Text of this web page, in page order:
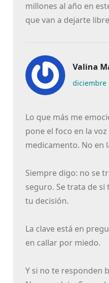
millones al año en
que van a dejarte
Valina
diciembre
Lo que más me
pone el foco en la
medicamento. No en
Siempre digo: no se
seguro. Se trata de
tu decisión.
La clave está en
en callar por miedo.
Y si no te responden